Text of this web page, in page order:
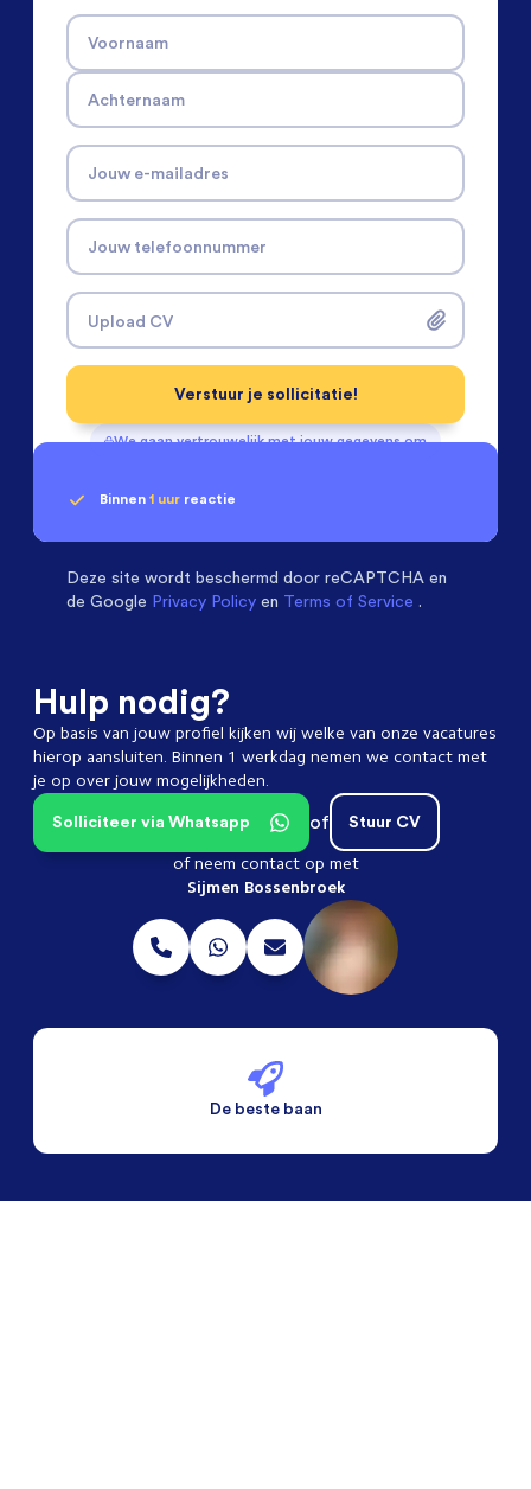
Voornaam
Achternaam
Jouw e-mailadres
Jouw telefoonnummer
Upload CV
We gaan vertrouwelijk met jouw gegevens om
Verstuur je sollicitatie!
Binnen 1 uur reactie
met een 9.3
Deze site wordt beschermd door reCAPTCHA en
de Google Privacy Policy en Terms of Service .
Hulp nodig?
Op basis van jouw profiel kijken wij welke van onze vacatures
hierop aansluiten. Binnen 1 werkdag nemen we contact met
je op over jouw mogelijkheden.
Stuur CV
of
Solliciteer via Whatsapp
of neem contact op met
Sijmen Bossenbroek
De beste baan